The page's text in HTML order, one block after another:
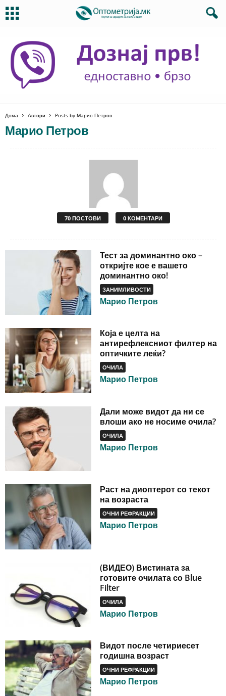
Дома Автори Posts by Марио Петров
Марио Петров
70 ПОСТОВИ 0 КОМЕНТАРИ
Тест за доминантно око –
откријте кое е вашето
доминантно око!
ЗАНИМЛИВОСТИ
Марио Петров
Која е целта на
антирефлексниот филтер на
оптичките леќи?
ОЧИЛА
Марио Петров
Дали може видот да ни се
влоши ако не носиме очила?
ОЧИЛА
Марио Петров
Раст на диоптерот со текот
на возраста
ОЧНИ РЕФРАКЦИИ
Марио Петров
(ВИДЕО) Вистината за
готовите очилата со Blue
Filter
ОЧИЛА
Марио Петров
Видот после четириесет
годишна возраст
ОЧНИ РЕФРАКЦИИ
Марио Петров